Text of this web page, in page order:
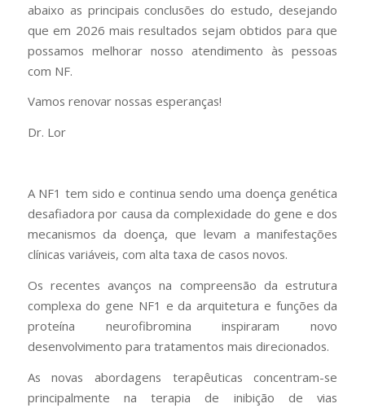
abaixo as principais conclusões do estudo, desejando
que em 2026 mais resultados sejam obtidos para que
possamos melhorar nosso atendimento às pessoas
com NF.
Vamos renovar nossas esperanças!
Dr. Lor
A NF1 tem sido e continua sendo uma doença genética
desafiadora por causa da complexidade do gene e dos
mecanismos da doença, que levam a manifestações
clínicas variáveis, com alta taxa de casos novos.
Os recentes avanços na compreensão da estrutura
complexa do gene NF1 e da arquitetura e funções da
proteína neurofibromina inspiraram novo
desenvolvimento para tratamentos mais direcionados.
As novas abordagens terapêuticas concentram-se
principalmente na terapia de inibição de vias